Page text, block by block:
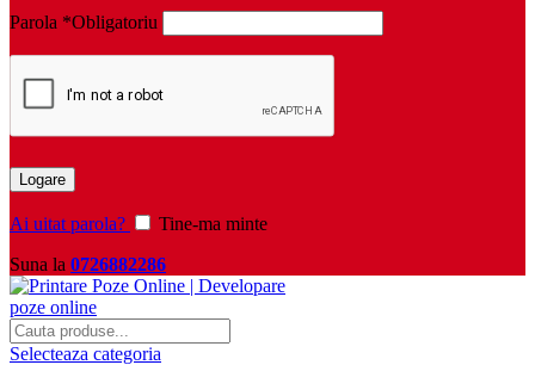
Parola *Obligatoriu
Logare
Ai uitat parola?
Tine-ma minte
Suna la 0726882286
Selecteaza categoria